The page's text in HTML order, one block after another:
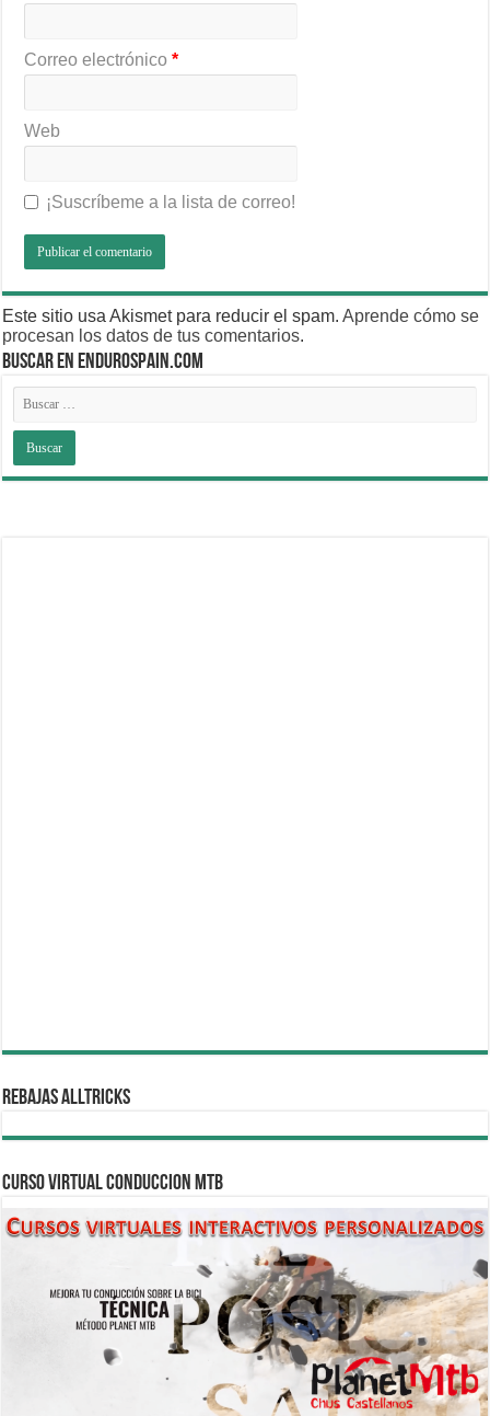
Correo electrónico*
Web
¡Suscríbeme a la lista de correo!
Este sitio usa Akismet para reducir el spam.Aprende cómo se
procesan los datos de tus comentarios.
BUSCAR EN ENDUROSPAIN.COM
REBAJAS ALLTRICKS
CURSO VIRTUAL CONDUCCION MTB